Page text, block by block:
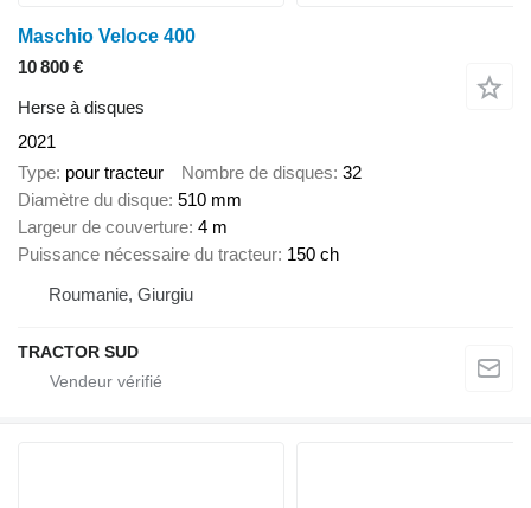
Maschio Veloce 400
10 800 €
Herse à disques
2021
Type pour tracteur Nombre de disques 32
Diamètre du disque 510 mm
Largeur de couverture 4 m
Puissance nécessaire du tracteur 150 ch
Roumanie, Giurgiu
TRACTOR SUD